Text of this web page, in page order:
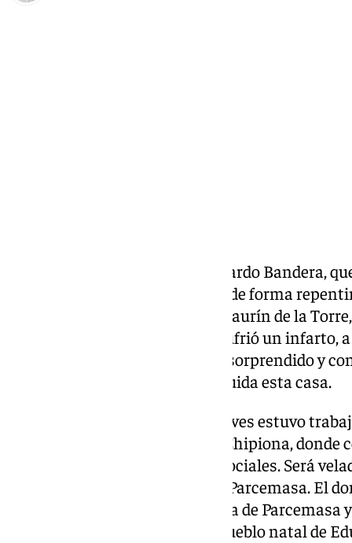
El presentador malagueño Eduardo Bandera,
Televisión, falleció este sábado de forma
hecho ocurrió en su casa de Alhaurín de la
mañana, y todo apunta a que sufrió un infarto,
autopsia. La trágica noticia ha sorprendido y
televisión y el espectáculo, incluida esta casa.
Sobre todo porque el pasado jueves estuvo
de Nuestra Señora de Regla de Chipiona,
como compartió en sus redes sociales. Será
las 19.00 horas en la sala 23 de Parcemasa. El
(17.00 o 17.30 horas) en la Iglesia de
cementerio de Casarabonela, pueblo natal de